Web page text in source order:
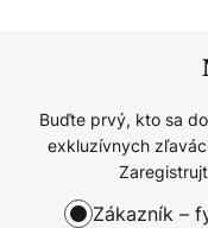
Buďte prvý, kto sa
exkluzívnych
Zákazník –